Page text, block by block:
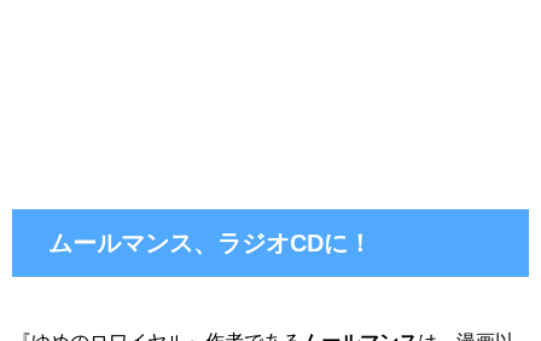
ムールマンス、ラジオCDに！